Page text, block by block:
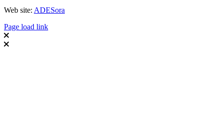
Web site: ADESora
Page load link